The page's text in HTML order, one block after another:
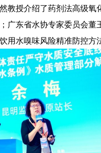
教授介绍了药剂法高级氧
广东省水协专家委员会董
用水嗅味风险精准防控方